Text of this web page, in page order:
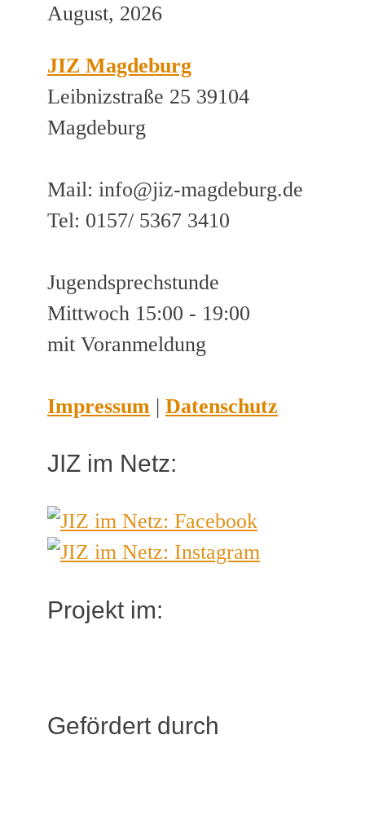
August, 2026
JIZ Magdeburg
Leibnizstraße 25 39104
Magdeburg
Mail: info@jiz-magdeburg.de
Tel: 0157/ 5367 3410
Jugendsprechstunde
Mittwoch 15:00 - 19:00
mit Voranmeldung
Impressum | Datenschutz
JIZ im Netz:
Projekt im:
Gefördert durch